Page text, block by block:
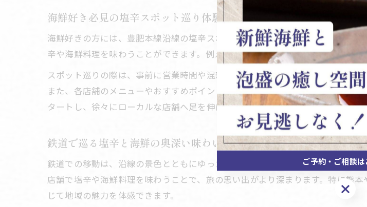
塩辛と海鮮が鉄道旅を
海鮮好きへ贈る豊肥本線沿
海鮮好き必見の塩辛と
豊肥本線で味わう海鮮
塩辛と海鮮を知る沿線
海鮮好きに贈る塩辛の
沿線ならではの海鮮と
塩辛とともに沿線グルメを
塩辛と海鮮が主役の沿
豊肥本線沿線で楽しむ
海鮮と塩辛を満喫する
海鮮好き必見の塩辛スポット巡り体験
海鮮好きの方には、豊肥本線沿線の塩辛スポット巡りがおすすめです。熊本駅
辛や海鮮料理を味わうことができます。例えば、イカの塩辛は鮮度が命で、その
スポット巡りの際は、事前に営業時間や混雑状況を確認することが大切です。
また、各店舗のメニューやおすすめポイントを比較しながら、自分だけの味覚
タートし、徐々にローカルな店舗へ足を伸ばすと無理なく楽しめます。
鉄道で巡る塩辛と海鮮の奥深い味わい
鉄道での移動は、沿線の景色とともにゆったりとした食体験を楽しめるのが魅
店舗で塩辛や海鮮料理を味わうことで、旅の思い出がより深まります。特に熊
じて地域の魅力を体感できます。
ご予約・ご相談
ご予約・ご相談は